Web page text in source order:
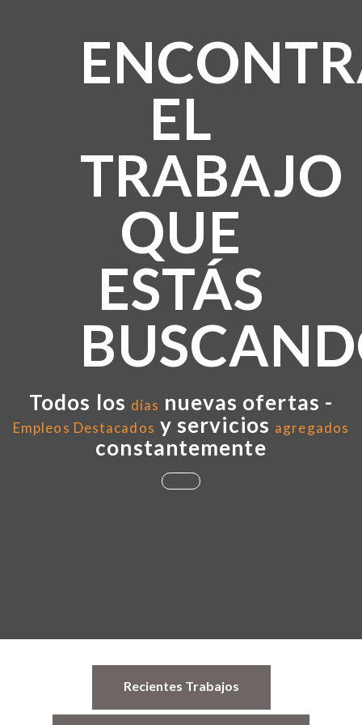
EL
TRABAJO
QUE
ESTÁS
Todos los días nuevas ofertas -
Empleos Destacados y servicios agregados
constantemente
Recientes Trabajos